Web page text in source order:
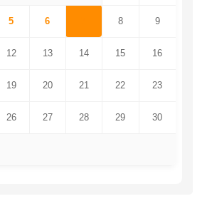
5 6 8 9
12 13 14 15 16
19 20 21 22 23
26 27 28 29 30